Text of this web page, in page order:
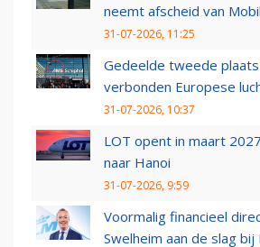
neemt afscheid van
31-07-2026, 11:25
Gedeelde tweede
verbonden Europese
31-07-2026, 10:37
LOT opent in maart
naar Hanoi
31-07-2026, 9:59
Voormalig financieel
Swelheim aan de slag bij